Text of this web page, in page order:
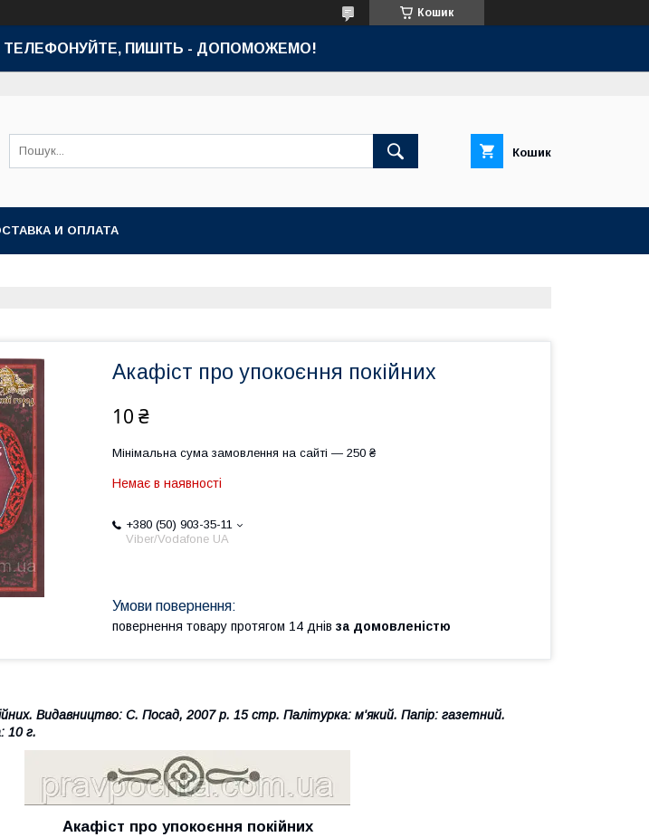
Кошик
ТЕЛЕФОНУЙТЕ, ПИШІТЬ - ДОПОМОЖЕМО!
Кошик
И ОПЛАТА
Акафіст про упокоєння покійних
10 ₴
Мінімальна сума замовлення на сайті — 250 ₴
Немає в наявності
+380 (50) 903-35-11
Viber/Vodafone UA
повернення товару протягом 14 днів за домовленістю
. Видавництво: С. Посад, 2007 р. 15 стр. Палітурка: м'який. Папір: газетний.
10 г.
Акафіст про упокоєння покійних